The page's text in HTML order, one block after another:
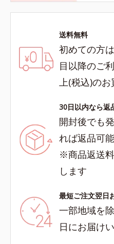
送料無料
初めての方
目以降のご
上(税込)の
30日以内なら返
開封後でも
れば返品可能
※商品返送
します
最短ご注文翌日
一部地域を
日にお届け